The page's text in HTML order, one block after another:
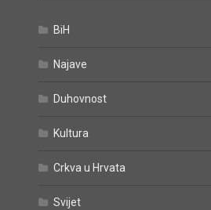
BiH
Najave
Duhovnost
Kultura
Crkva u Hrvata
Svijet